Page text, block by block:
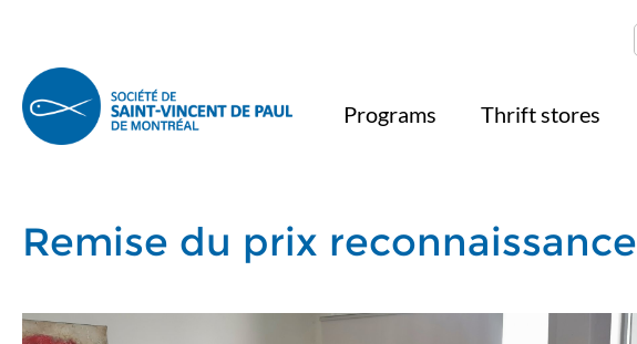
Programs Thrift stores
Remise du prix